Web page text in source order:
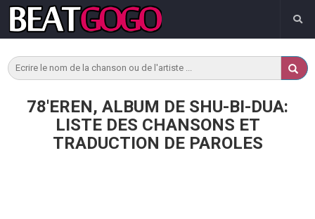
78'EREN, ALBUM DE SHU-BI-DUA:
LISTE DES CHANSONS ET
TRADUCTION DE PAROLES